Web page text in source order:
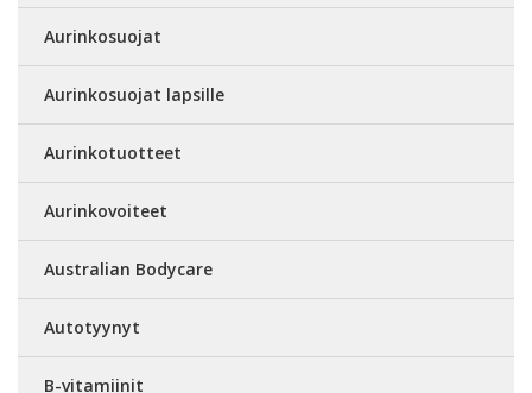
Aurinkosuojat
Aurinkosuojat lapsille
Aurinkotuotteet
Aurinkovoiteet
Australian Bodycare
Autotyynyt
B-vitamiinit